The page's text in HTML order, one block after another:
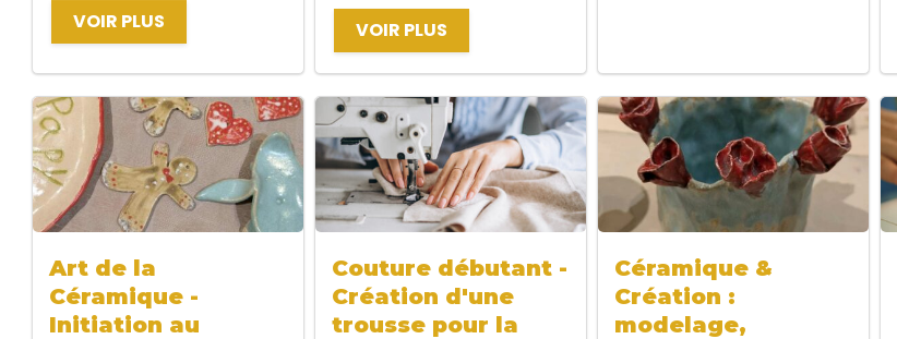
VOIR PLUS VOIR PLUS
Art de la
Céramique -
Initiation au
Couture débutant -
Création d'une
trousse pour la
Céramique &
Création :
modelage,